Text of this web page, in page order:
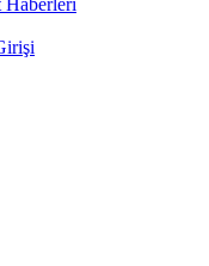
Haberleri